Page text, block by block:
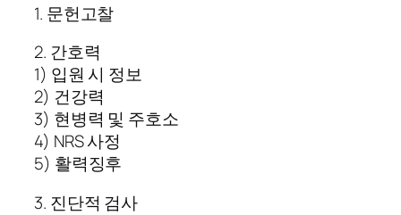
1. 문헌고찰
2. 간호력
1) 입원 시 정보
2) 건강력
3) 현병력 및 주호소
4) NRS 사정
5) 활력징후
3. 진단적 검사